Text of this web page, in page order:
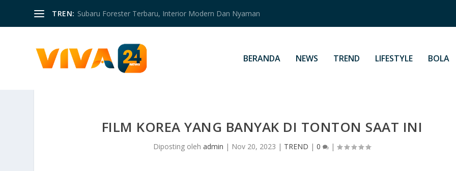
TREN: Subaru Forester Terbaru, Interior Modern Dan Nyaman
BERANDA NEWS TREND LIFESTYLE BOLA
FILM KOREA YANG BANYAK DI TONTON SAAT INI
Diposting olehadmin | Nov 20, 2023 | TREND |0 |